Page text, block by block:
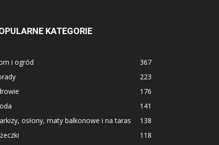
KATEGORIE
i ogród
367
223
176
141
osłony, maty balkonowe i na taras
138
118